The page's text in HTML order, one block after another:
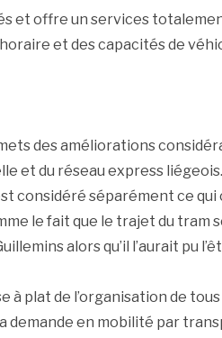
et offre un services
et des capacités de
des améliorations
et du réseau express
considéré séparément ce
le fait que le trajet du tram
alors qu’il l’aurait pu
à plat de l’organisation de
demande en mobilité par